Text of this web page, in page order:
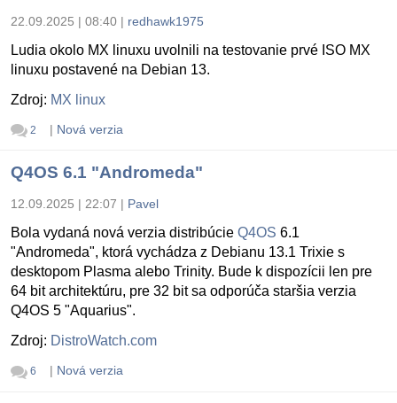
22.09.2025 | 08:40 | redhawk1975
Ludia okolo MX linuxu uvolnili na testovanie prvé ISO MX
linuxu postavené na Debian 13.
Zdroj: MX linux
2 | Nová verzia
Q4OS 6.1 "Andromeda"
12.09.2025 | 22:07 | Pavel
Bola vydaná nová verzia distribúcie Q4OS 6.1
"Andromeda", ktorá vychádza z Debianu 13.1 Trixie s
desktopom Plasma alebo Trinity. Bude k dispozícii len pre
64 bit architektúru, pre 32 bit sa odporúča staršia verzia
Q4OS 5 "Aquarius".
Zdroj: DistroWatch.com
6 | Nová verzia